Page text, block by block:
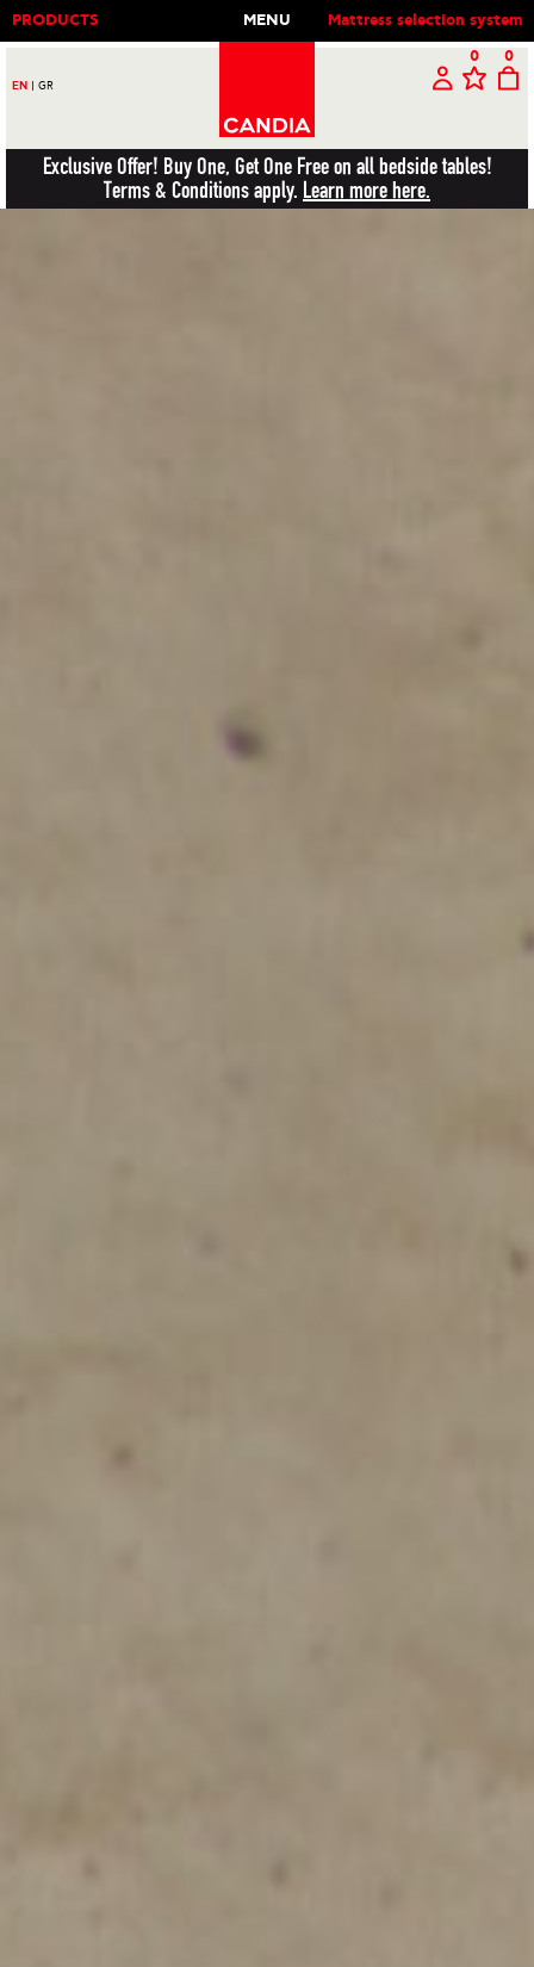
PRODUCTS MENU Mattress selection system
EN GR
0 0
Exclusive Offer! Buy One, Get One Free on all bedside tables!
Terms & Conditions apply. Learn more here.